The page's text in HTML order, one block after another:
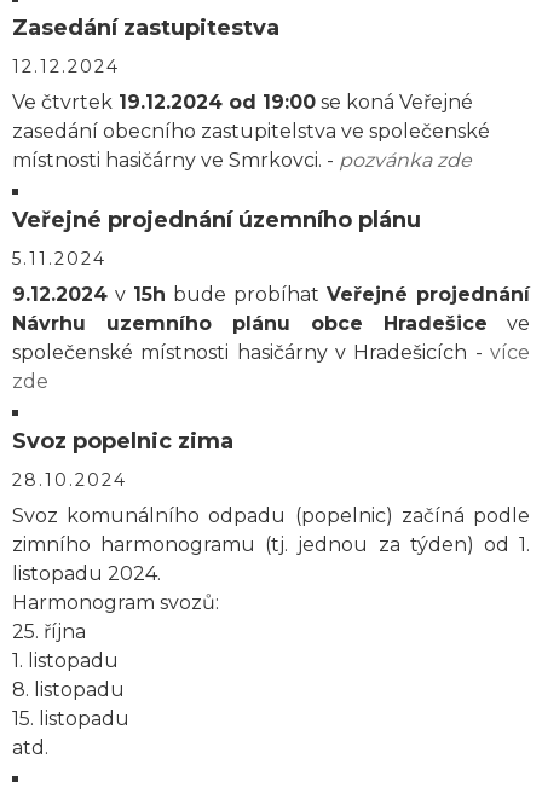
Zasedání zastupitestva
12.12.2024
Ve čtvrtek 19.12.2024 od 19:00 se koná Veřejné
zasedání obecního zastupitelstva ve společenské
místnosti hasičárny ve Smrkovci. - pozvánka zde
Veřejné projednání územního plánu
5.11.2024
9.12.2024 v 15h bude probíhat Veřejné projednání
Návrhu uzemního plánu obce Hradešice ve
společenské místnosti hasičárny v Hradešicích - více
zde
Svoz popelnic zima
28.10.2024
Svoz komunálního odpadu (popelnic) začíná podle
zimního harmonogramu (tj. jednou za týden) od 1.
listopadu 2024.
Harmonogram svozů:
25. října
1. listopadu
8. listopadu
15. listopadu
atd.